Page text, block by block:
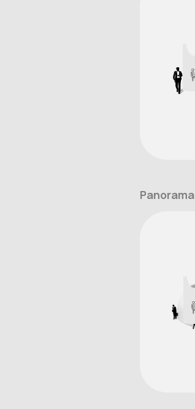
Panorama